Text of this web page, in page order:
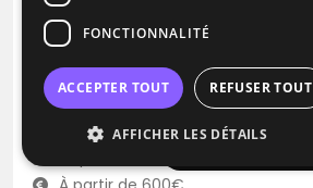
Afficher la carte
DJ / Groupe de musique
Malaca Productions
Blues RNB Zouk
Voves (28)
FONCTIONNALITÉ
ACCEPTER TOUT REFUSER TOUT
AFFICHER LES DÉTAILS